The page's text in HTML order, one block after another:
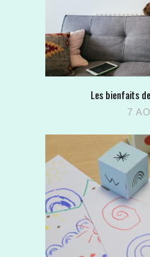
Les bienfaits
7